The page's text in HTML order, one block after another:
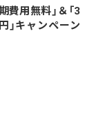
費用無料」＆「3
」キャンペーン